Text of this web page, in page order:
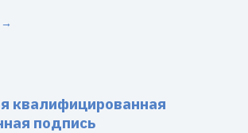
квалифицированная
подпись